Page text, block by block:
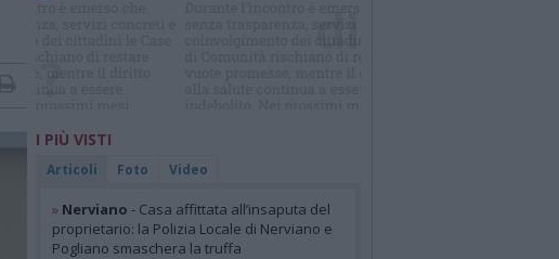
I PIÙ VISTI
Articoli Foto Video
» Nerviano - Casa affittata all’insaputa del
proprietario: la Polizia Locale di Nerviano e
Pogliano smaschera la truffa